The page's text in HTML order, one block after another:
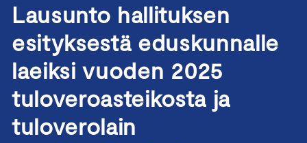
Lausunto hallituksen
esityksestä eduskunnalle
laeiksi vuoden 2025
tuloveroasteikosta ja
tuloverolain